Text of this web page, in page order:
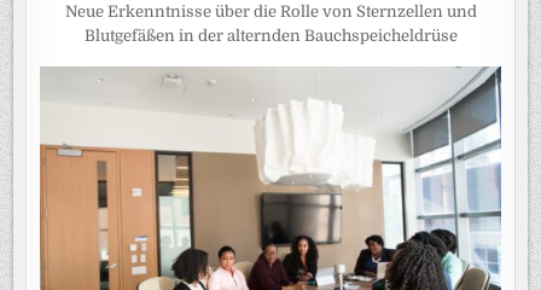
Neue Erkenntnisse über die Rolle von Sternzellen und
Blutgefäßen in der alternden Bauchspeicheldrüse